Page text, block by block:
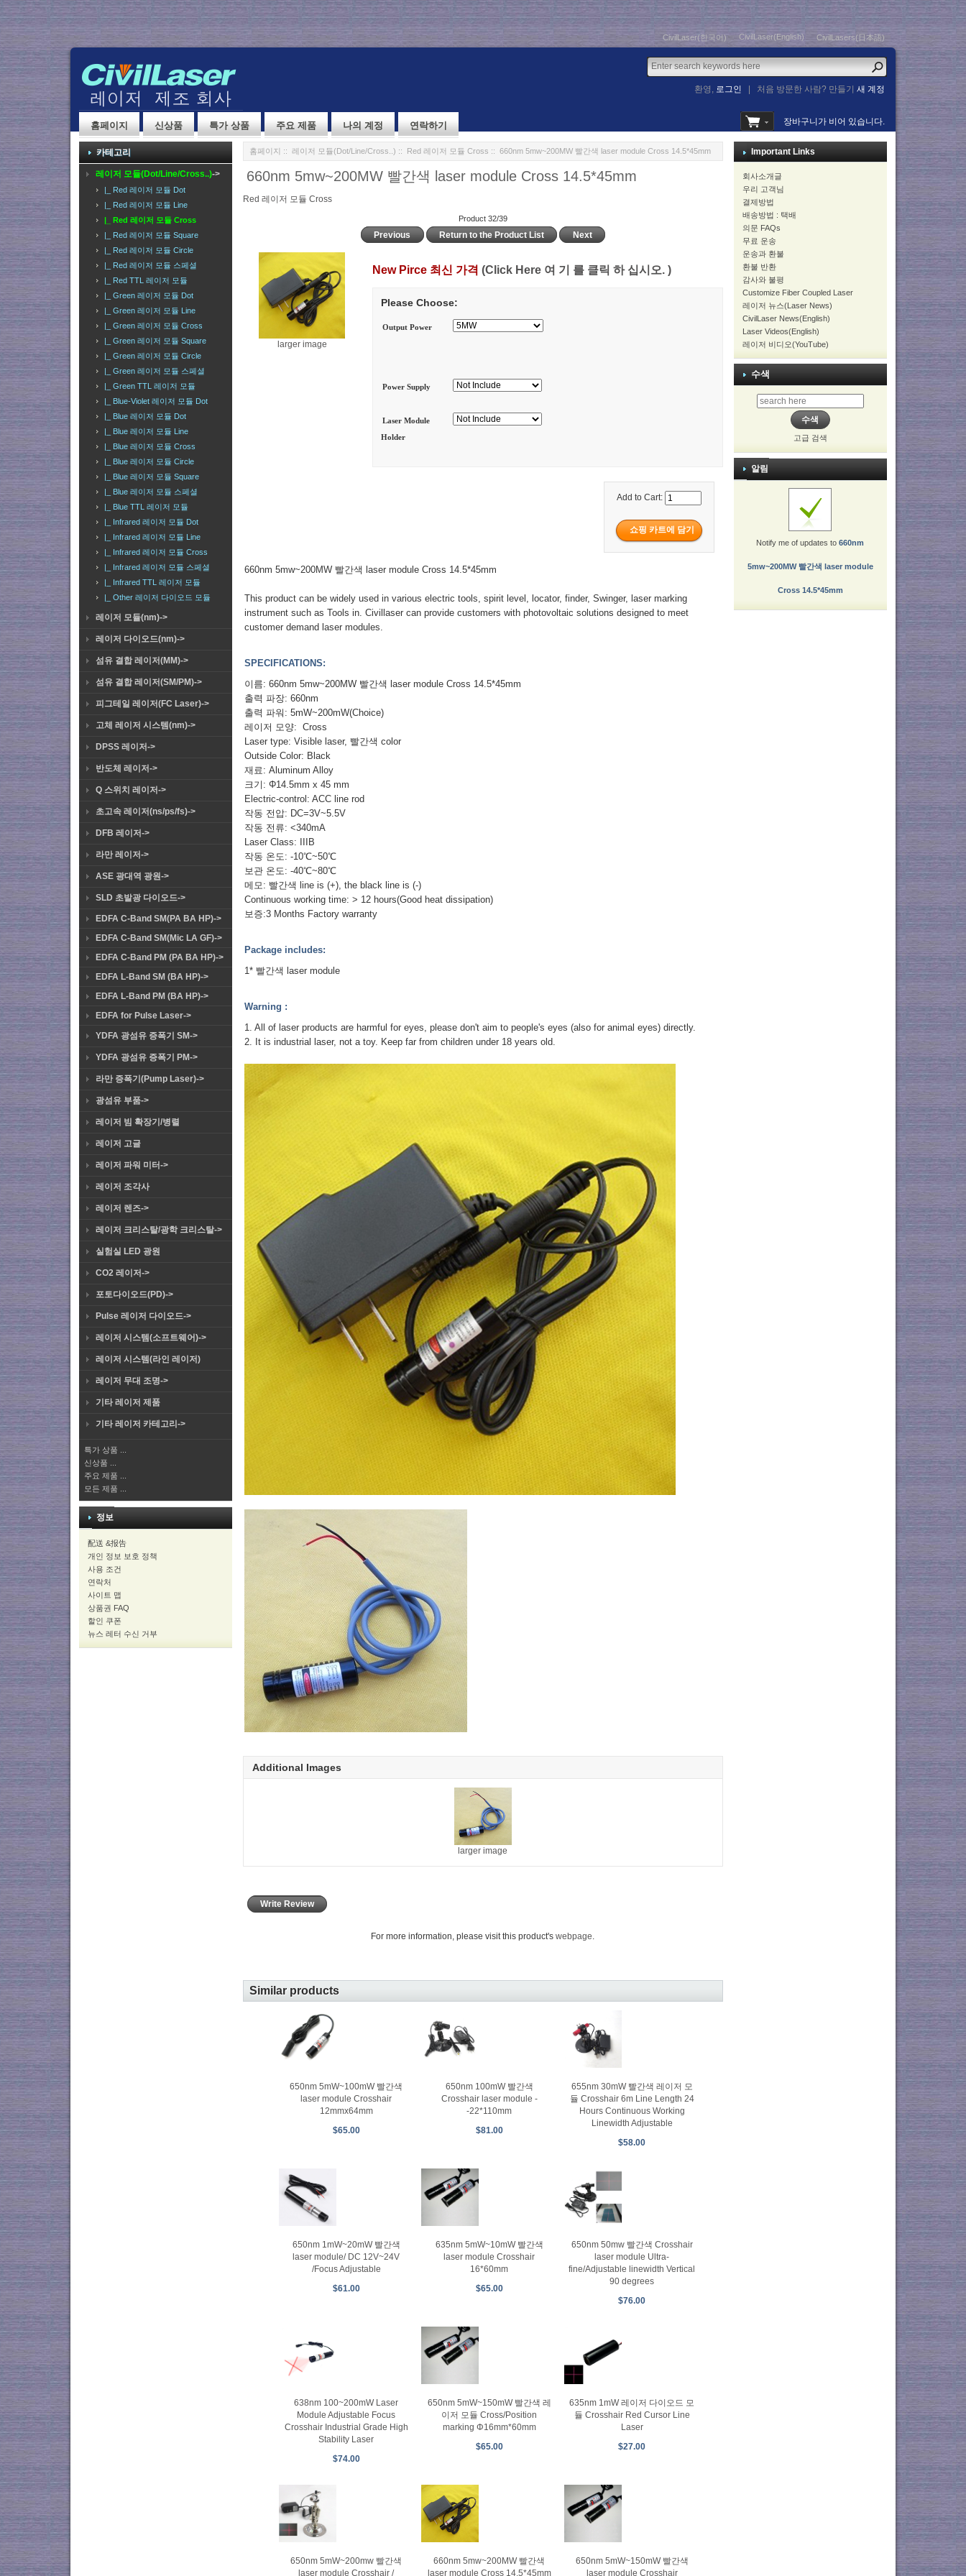
CivilLaser(한국어) CivilLaser(English) CivilLasers(日本語)
환영, 로그인 처음 방문한 사람? 만들기새 계정
홈페이지 신상품 특가 상품 주요 제품 나의 계정 연락하기 장바구니가 비어 있습니다.
카테고리
레이저 모듈(Dot/Line/Cross..)->
|_ Red 레이저 모듈 Dot
|_ Red 레이저 모듈 Line
|_ Red 레이저 모듈 Cross
|_ Red 레이저 모듈 Square
|_ Red 레이저 모듈 Circle
|_ Red 레이저 모듈 스페셜
|_ Red TTL 레이저 모듈
|_ Green 레이저 모듈 Dot
|_ Green 레이저 모듈 Line
|_ Green 레이저 모듈 Cross
|_ Green 레이저 모듈 Square
|_ Green 레이저 모듈 Circle
|_ Green 레이저 모듈 스페셜
|_ Green TTL 레이저 모듈
|_ Blue-Violet 레이저 모듈 Dot
|_ Blue 레이저 모듈 Dot
|_ Blue 레이저 모듈 Line
|_ Blue 레이저 모듈 Cross
|_ Blue 레이저 모듈 Circle
|_ Blue 레이저 모듈 Square
|_ Blue 레이저 모듈 스페셜
|_ Blue TTL 레이저 모듈
|_ Infrared 레이저 모듈 Dot
|_ Infrared 레이저 모듈 Line
|_ Infrared 레이저 모듈 Cross
|_ Infrared 레이저 모듈 스페셜
|_ Infrared TTL 레이저 모듈
|_ Other 레이저 다이오드 모듈
레이저 모듈(nm)->
레이저 다이오드(nm)->
섬유 결합 레이저(MM)->
섬유 결합 레이저(SM/PM)->
피그테일 레이저(FC Laser)->
고체 레이저 시스템(nm)->
DPSS 레이저->
반도체 레이저->
Q 스위치 레이저->
초고속 레이저(ns/ps/fs)->
DFB 레이저->
라만 레이저->
ASE 광대역 광원->
SLD 초발광 다이오드->
EDFA C-Band SM(PA BA HP)->
EDFA C-Band SM(Mic LA GF)->
EDFA C-Band PM (PA BA HP)->
EDFA L-Band SM (BA HP)->
EDFA L-Band PM (BA HP)->
EDFA for Pulse Laser->
YDFA 광섬유 증폭기 SM->
YDFA 광섬유 증폭기 PM->
라만 증폭기(Pump Laser)->
광섬유 부품->
레이저 빔 확장기/병렬
레이저 고글
레이저 파워 미터->
레이저 조각사
레이저 렌즈->
레이저 크리스탈/광학 크리스탈->
실험실 LED 광원
CO2 레이저->
포토다이오드(PD)->
Pulse 레이저 다이오드->
레이저 시스템(소프트웨어)->
레이저 시스템(라인 레이저)
레이저 무대 조명->
기타 레이저 제품
기타 레이저 카테고리->
특가 상품 ...
신상품 ...
주요 제품 ...
모든 제품 ...
정보
配送 &报告
개인 정보 보호 정책
사용 조건
연락처
사이트 맵
상품권 FAQ
할인 쿠폰
뉴스 레터 수신 거부
홈페이지 :: 레이저 모듈(Dot/Line/Cross..) :: Red 레이저 모듈 Cross :: 660nm 5mw~200MW 빨간색 laser module Cross 14.5*45mm
660nm 5mw~200MW 빨간색 laser module Cross 14.5*45mm
Red 레이저 모듈 Cross
Product 32/39
Previous Return to the Product List Next
larger image
New Pirce 최신 가격 (Click Here 여 기 를 클릭 하 십시오. )
Please Choose:
Output Power
Power Supply
Laser Module
Holder
Add to Cart:
660nm 5mw~200MW 빨간색 laser module Cross 14.5*45mm
This product can be widely used in various electric tools, spirit level, locator, finder, Swinger, laser marking
instrument such as Tools in. Civillaser can provide customers with photovoltaic solutions designed to meet
customer demand laser modules.
SPECIFICATIONS:
이름: 660nm 5mw~200MW 빨간색 laser module Cross 14.5*45mm
출력 파장: 660nm
출력 파워: 5mW~200mW(Choice)
레이저 모양: Cross
Laser type: Visible laser, 빨간색 color
Outside Color: Black
재료: Aluminum Alloy
크기: Φ14.5mm x 45 mm
Electric-control: ACC line rod
작동 전압: DC=3V~5.5V
작동 전류: <340mA
Laser Class: IIIB
작동 온도: -10℃~50℃
보관 온도: -40℃~80℃
메모: 빨간색 line is (+), the black line is (-)
Continuous working time: > 12 hours(Good heat dissipation)
보증:3 Months Factory warranty
Package includes:
1* 빨간색 laser module
Warning :
1. All of laser products are harmful for eyes, please don't aim to people's eyes (also for animal eyes) directly.
2. It is industrial laser, not a toy. Keep far from children under 18 years old.
Additional Images
larger image
Write Review
For more information, please visit this product'swebpage.
Similar products
650nm 5mW~100mW 빨간색
laser module Crosshair
12mmx64mm
$65.00
650nm 100mW 빨간색
Crosshair laser module -
-22*110mm
$81.00
655nm 30mW 빨간색 레이저 모
듈 Crosshair 6m Line Length 24
Hours Continuous Working
Linewidth Adjustable
$58.00
650nm 1mW~20mW 빨간색
laser module/ DC 12V~24V
/Focus Adjustable
$61.00
635nm 5mW~10mW 빨간색
laser module Crosshair
16*60mm
$65.00
650nm 50mw 빨간색 Crosshair
laser module Ultra-
fine/Adjustable linewidth Vertical
90 degrees
$76.00
638nm 100~200mW Laser
Module Adjustable Focus
Crosshair Industrial Grade High
Stability Laser
$74.00
650nm 5mW~150mW 빨간색 레
이저 모듈 Cross/Position
marking Φ16mm*60mm
$65.00
635nm 1mW 레이저 다이오드 모
듈 Crosshair Red Cursor Line
Laser
$27.00
650nm 5mW~200mw 빨간색
laser module Crosshair /
660nm 5mw~200MW 빨간색
laser module Cross 14.5*45mm
650nm 5mW~150mW 빨간색
laser module Crosshair
Important Links
회사소개글
우리 고객님
결제방법
배송방법 : 택배
의문 FAQs
무료 운송
운송과 환불
환불 반환
감사와 불평
Customize Fiber Coupled Laser
레이저 뉴스(Laser News)
CivilLaser News(English)
Laser Videos(English)
레이저 비디오(YouTube)
수색
고급 검색
알림
Notify me of updates to660nm
5mw~200MW 빨간색 laser module
Cross 14.5*45mm